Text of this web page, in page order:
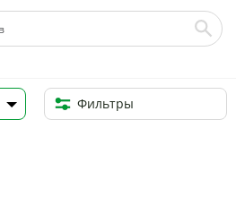
Фильтры